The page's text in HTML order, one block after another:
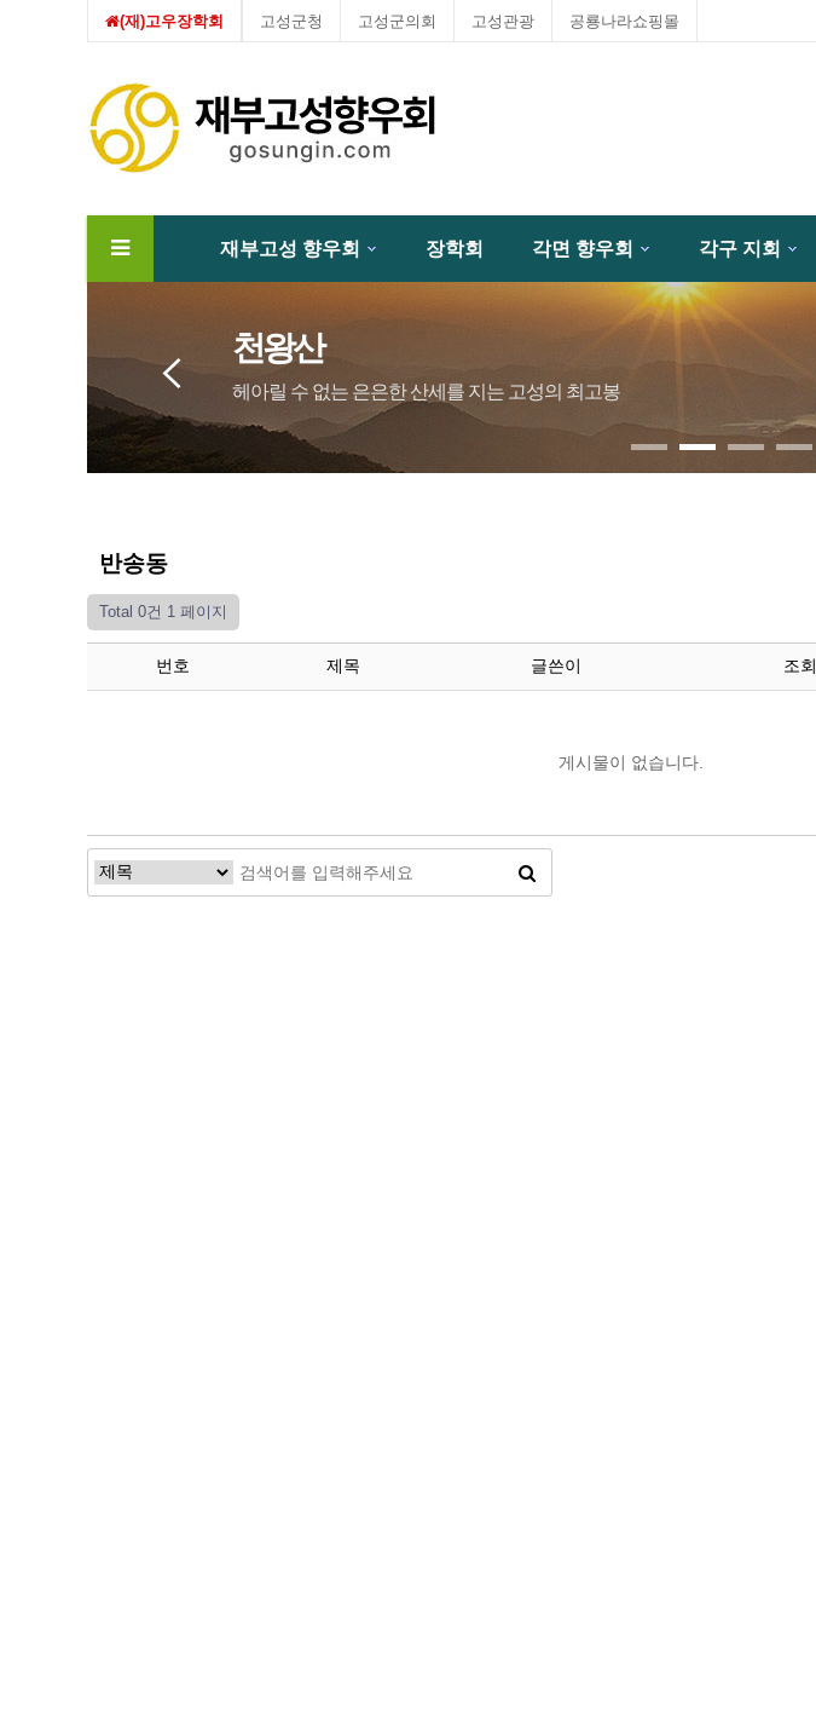
(재)고우장학회 고성군청 고성군의회 고성관광 공룡나라쇼핑몰
재부고성 향우회 장학회 각면 향우회 각구 지회
천왕산
헤아릴 수 없는 은은한 산세를 지는 고성의 최고봉
반송동
Total 0건 1 페이지
번호 제목 글쓴이 조회
게시물이 없습니다.